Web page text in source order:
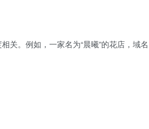
关。例如，一家名为“晨曦”的花店，域名